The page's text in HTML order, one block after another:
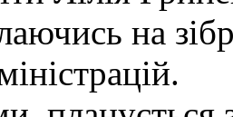
на